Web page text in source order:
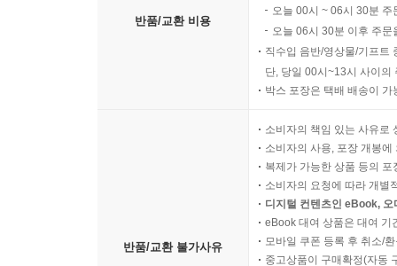
반품/교환 비용
오늘 00시 ~ 06시 30분
오늘 06시 30분 이후 주
직수입 음반/영상물/기프트
단, 당일 00시~13시 사이의
박스 포장은 택배 배송이
반품/교환 불가사유
소비자의 책임 있는 사유로
소비자의 사용, 포장 개봉
복제가 가능한 상품 등의
소비자의 요청에 따라 개별
디지털 컨텐츠인 eBook,
eBook 대여 상품은 대여 기
모바일 쿠폰 등록 후 취소/
중고상품이 구매확정(자동